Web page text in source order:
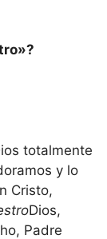
totalmente
y lo
Cristo,
Dios,
Padre